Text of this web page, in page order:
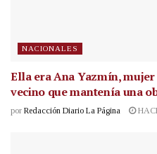
NACIONALES
Ella era Ana Yazmín,
vecino que mantenía una
por Redacción Diario La Página